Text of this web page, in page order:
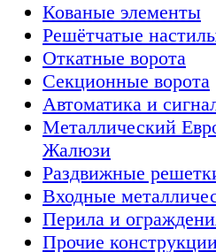
Кованые элементы
Решётчатые
Откатные ворота
Секционные ворота
Автоматика и
Металлический
Жалюзи
Раздвижные
Входные
Перила и
Прочие